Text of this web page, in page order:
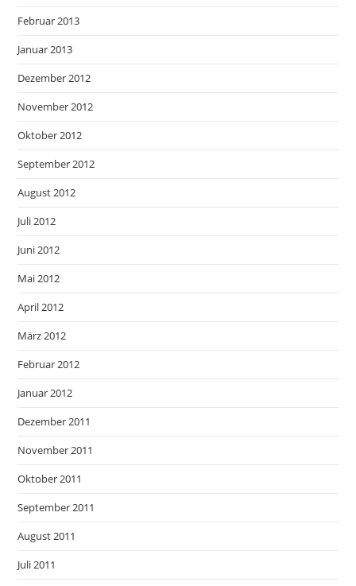
Februar 2013
Januar 2013
Dezember 2012
November 2012
Oktober 2012
September 2012
August 2012
Juli 2012
Juni 2012
Mai 2012
April 2012
März 2012
Februar 2012
Januar 2012
Dezember 2011
November 2011
Oktober 2011
September 2011
August 2011
Juli 2011